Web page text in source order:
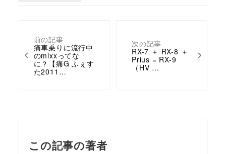
前の記事
痛車乗りに流行中
のmixxってな
に？【痛G ふぇす
た2011…
次の記事
RX-7 ＋ RX-8 ＋
Prius = RX-9
（HV …
この記事の著者